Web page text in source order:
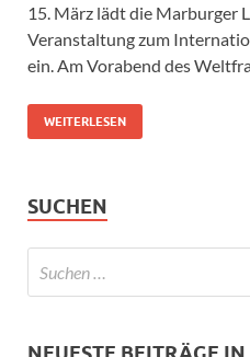
15. März lädt die Marburger
Veranstaltung zum
ein. Am Vorabend des
WEITERLESEN
SUCHEN